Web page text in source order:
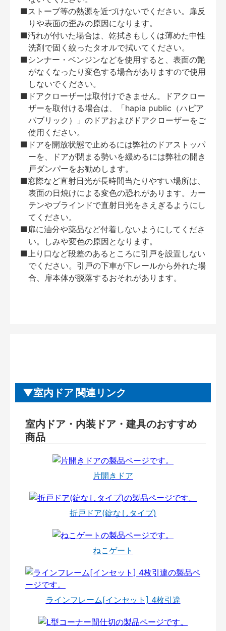
■ストーブ等の熱源を近づけないでください。扉反
りや表面の歪みの原因になります。
■汚れが付いた場合は、乾拭きもしくは薄めた中性
洗剤で固く絞ったタオルで拭いてください。
■シンナー・ベンジンなどを使用すると、表面の艶
がなくなったり変色する場合がありますので使用
しないでください。
■ドアクローザーは取付けできません。ドアクロー
ザーを取付ける場合は、「hapia public（ハピア
パブリック）」のドアおよびドアクローザーをご
使用ください。
■ドアを開放状態で止めるには弊社のドアストッパ
ーを、ドアが閉まる勢いを緩めるには弊社の開き
戸ダンパーをお勧めします。
■窓際など直射日光が長時間当たりやすい場所は、
表面の日焼けによる変色の恐れがあります。カー
テンやブラインドで直射日光をさえぎるようにし
てください。
■扉に油分や薬品など付着しないようにしてくださ
い。しみや変色の原因となります。
■上り口など段差のあるところに引戸を設置しない
でください。引戸の下車が下レールから外れた場
合、扉本体が脱落するおそれがあります。
室内ドア 関連リンク
室内ドア・内装ドア・建具のおすすめ
商品
片開きドア
折戸ドア(錠なしタイプ)
ねこゲート
ラインフレーム[インセット] 4枚引違